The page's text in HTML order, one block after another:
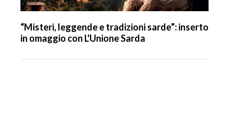
“Misteri, leggende e tradizioni sarde”: inserto
in omaggio con L'Unione Sarda